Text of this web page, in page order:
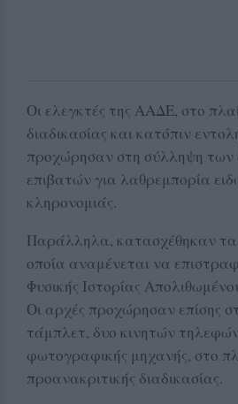
Οι ελεγκτές της ΑΑΔΕ, στο
διαδικασίας και κατόπιν
προχώρησαν στη σύλληψη
επιβατών για λαθρεμπορία
κληρονομιάς.
Παράλληλα, κατασχέθηκαν
οποία αναμένεται να
Φυσικής Ιστορίας
Οι αρχές προχώρησαν επίσης
τάμπλετ, δυο κινητών
φωτογραφικής μηχανής, στο
προανακριτικής διαδικασίας.